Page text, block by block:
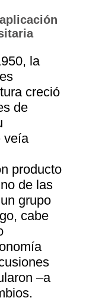
la
creció
de
veía
producto
de las
grupo
cabe
‒a